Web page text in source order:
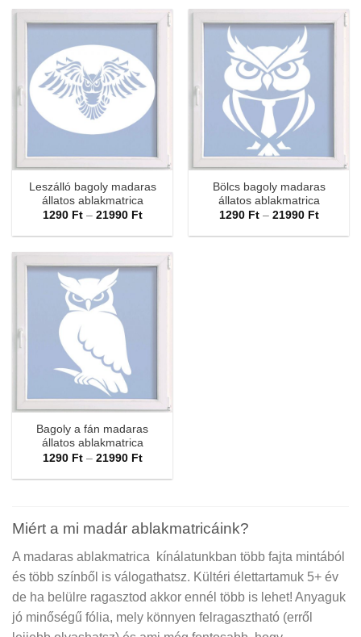
Leszálló bagoly madaras
állatos ablakmatrica
1290 Ft – 21990 FtÁrtartomány:
-
Bölcs bagoly madaras
állatos ablakmatrica
1290 Ft – 21990 Ft
-
Bagoly a fán madaras
állatos ablakmatrica
1290 Ft – 21990 FtÁrtartomány:
-
Miért a mi madár ablakmatricáink?
A madaras ablakmatrica kínálatunkban több fajta mintából
és több színből is válogathatsz. Kültéri élettartamuk 5+ év
de ha belülre ragasztod akkor ennél több is lehet! Anyaguk
jó minőségű fólia, mely könnyen felragasztható (erről